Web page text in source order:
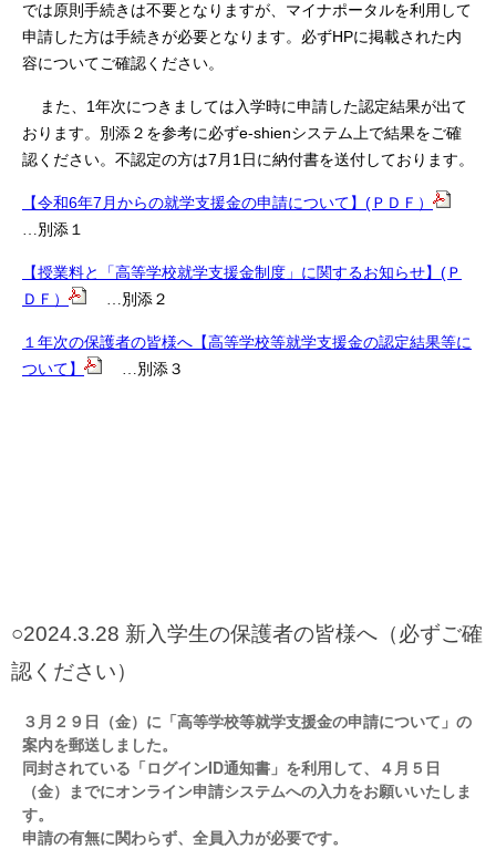
では原則手続きは不要となりますが、マイナポータルを利用して
申請した方は手続きが必要となります。必ずHPに掲載された内
容についてご確認ください。
また、 1 年次につきましては入学時に申請した認定結果が出て
おります。別添２を参考に必ずe-shienシステム上で結果をご確
認ください。不認定の方は7 月 1 日に納付書を送付しております。
【令和6年7月からの就学支援金の申請について】(ＰＤＦ）
…別添１
【授業料と「高等学校就学支援金制度」に関するお知らせ】(Ｐ
ＤＦ）
…別添２
１年次の保護者の皆様へ【高等学校等就学支援金の認定結果等に
ついて】
…別添３
○2024.3.28 新入学生の保護者の皆様へ（必ずご確
認ください）
３月２９日（金）に「高等学校等就学支援金の申請について」の
案内を郵送しました。
同封されている「ログインID通知書」を利用して、４月５日
（金）までにオンライン申請システムへの入力をお願いいたしま
す。
申請の有無に関わらず、全員入力が必要です。